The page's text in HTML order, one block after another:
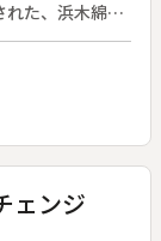
れた、浜木綿子
豊子「見えなく
一と結婚した
ケットで電話
と知也の運動
自動化で三枝子
盲の三枝子の
ェンジ